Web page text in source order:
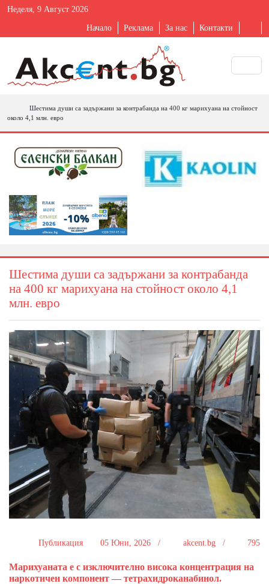
Неделя, 9 Август 2026
Начало Реклама За нас Контакти
Шестима души са задържани за контрабанда на 400 кг марихуана на стойност
около 4,1 млн. евро
Шестима души са задържани за контрабанда
на 400 кг марихуана на стойност около 4,1
млн. евро
Публикация 05 Юни, 2026 / akcent.bg / 795
Марихуаната е с изключително висока концентрация на
наркотичен компонент — тетрахидроканабинол.